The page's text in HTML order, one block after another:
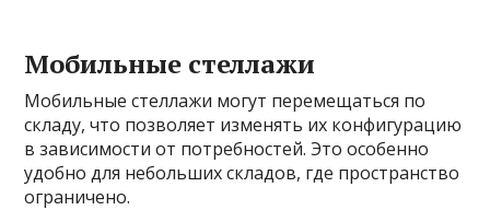
Мобильные стеллажи
Мобильные стеллажи могут перемещаться по
складу, что позволяет изменять их конфигурацию
в зависимости от потребностей. Это особенно
удобно для небольших складов, где пространство
ограничено.